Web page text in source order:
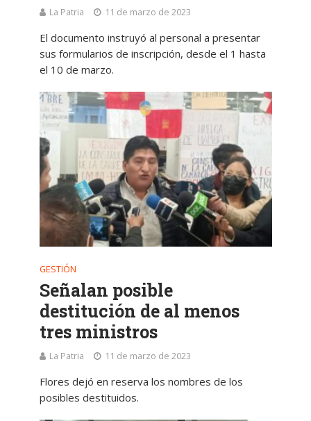
La Patria 11 de marzo de 2023
El documento instruyó al personal a presentar
sus formularios de inscripción, desde el 1 hasta
el 10 de marzo.
GESTIÓN
Señalan posible
destitución de al menos
tres ministros
La Patria 11 de marzo de 2023
Flores dejó en reserva los nombres de los
posibles destituidos.